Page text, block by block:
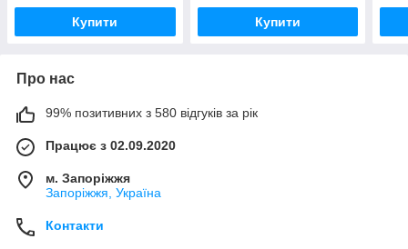
Купити Купити
Про нас
99% позитивних з 580 відгуків за рік
Працює з 02.09.2020
м. Запоріжжя
Запоріжжя, Україна
Контакти